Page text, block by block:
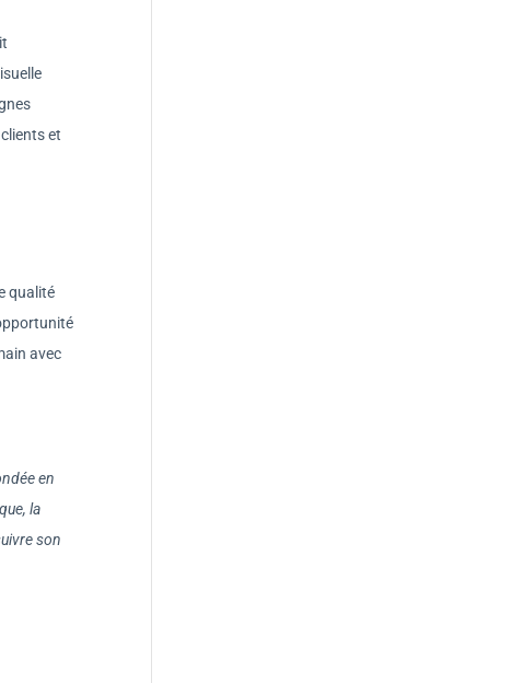
et
qualité
avec
en
la
son